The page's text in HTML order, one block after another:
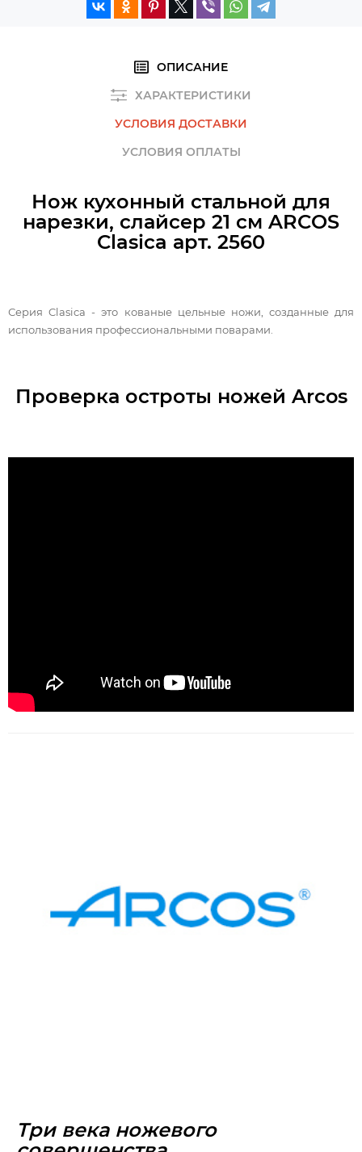
ОПИСАНИЕ
ХАРАКТЕРИСТИКИ
УСЛОВИЯ ДОСТАВКИ
УСЛОВИЯ ОПЛАТЫ
Нож кухонный стальной для
нарезки, слайсер 21 см ARCOS
Clasica арт. 2560
Серия Clasica - это кованые цельные ножи, созданные для
использования профессиональными поварами.
Проверка остроты ножей Arcos
Три века ножевого